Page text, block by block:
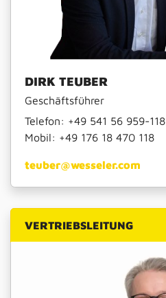
DIRK TEUBER
Geschäftsführer
Telefon: +49 541 56 959-118
Mobil: +49 176 18 470 118
teuber@wesseler.com
VERTRIEBSLEITUNG